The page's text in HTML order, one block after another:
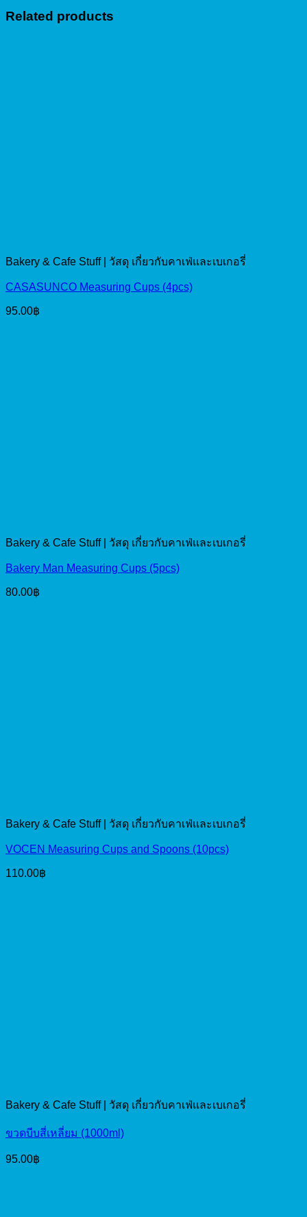
Related products
Bakery & Cafe Stuff | วัสดุ เกี่ยวกับคาเฟ่และเบเกอรี่
CASASUNCO Measuring Cups (4pcs)
95.00฿
Bakery & Cafe Stuff | วัสดุ เกี่ยวกับคาเฟ่และเบเกอรี่
Bakery Man Measuring Cups (5pcs)
80.00฿
Bakery & Cafe Stuff | วัสดุ เกี่ยวกับคาเฟ่และเบเกอรี่
VOCEN Measuring Cups and Spoons (10pcs)
110.00฿
Bakery & Cafe Stuff | วัสดุ เกี่ยวกับคาเฟ่และเบเกอรี่
ขวดบีบสี่เหลี่ยม (1000ml)
95.00฿